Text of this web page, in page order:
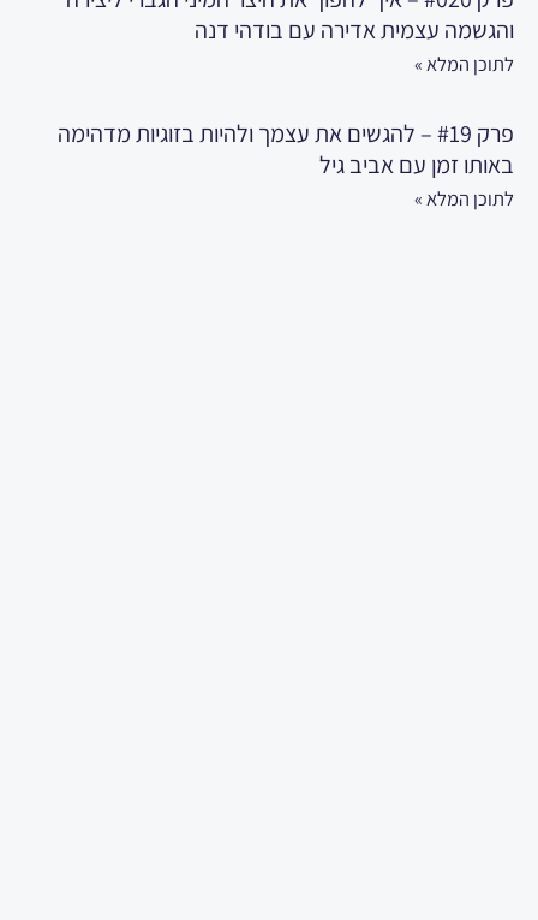
והגשמה עצמית אדירה עם בודהי דנה
לתוכן המלא »
פרק #19 – להגשים את עצמך ולהיות בזוגיות מדהימה
באותו זמן עם אביב גיל
לתוכן המלא »